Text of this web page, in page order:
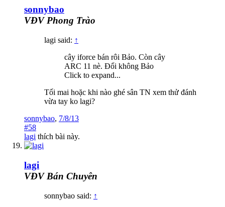
sonnybao
VĐV Phong Trào
lagi said: ↑
cây iforce bán rôi Bảo. Còn cây
ARC 11 nè. Đổi không Bảo
Click to expand...
Tối mai hoặc khi nào ghé sân TN xem thử đánh
vừa tay ko lagi?
sonnybao, 7/8/13
#58
lagi thích bài này.
lagi
VĐV Bán Chuyên
sonnybao said: ↑